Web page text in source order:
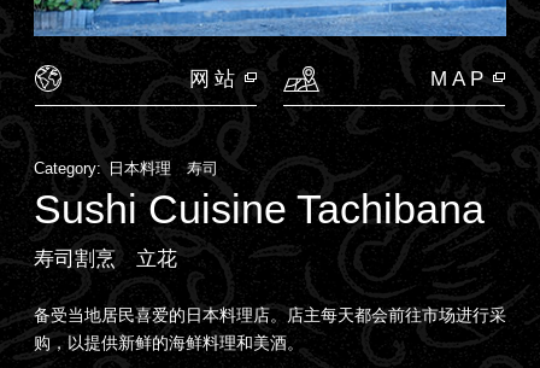
网站 MAP
Category: 日本料理 寿司
Sushi Cuisine Tachibana
寿司割烹 立花
备受当地居民喜爱的日本料理店。店主每天都会前往市场进行采
购，以提供新鲜的海鲜料理和美酒。